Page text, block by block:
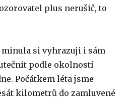
plus nerušič, to
minula si vyhrazuji i sám
podle okolností
Počátkem léta jsme
kilometrů do zamluvené